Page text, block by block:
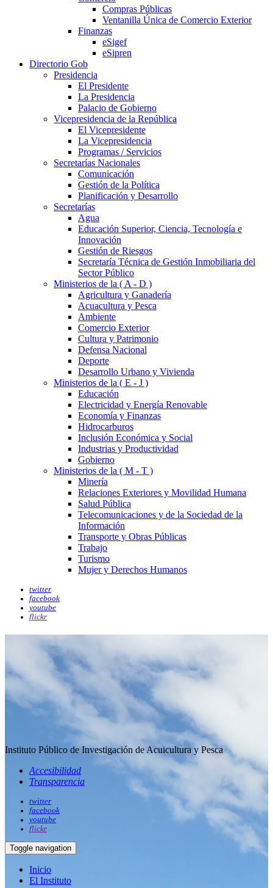
Compras Públicas
Ventanilla Única de Comercio Exterior
Finanzas
eSigef
eSipren
Directorio Gob
Presidencia
El Presidente
La Presidencia
Palacio de Gobierno
Vicepresidencia de la República
El Vicepresidente
La Vicepresidencia
Programas / Servicios
Secretarías Nacionales
Comunicación
Gestión de la Política
Planificación y Desarrollo
Secretarías
Agua
Educación Superior, Ciencia, Tecnología e
Innovación
Gestión de Riesgos
Secretaría Técnica de Gestión Inmobiliaria del
Sector Público
Ministerios de la ( A - D )
Agricultura y Ganadería
Acuacultura y Pesca
Ambiente
Comercio Exterior
Cultura y Patrimonio
Defensa Nacional
Deporte
Desarrollo Urbano y Vivienda
Ministerios de la ( E - J )
Educación
Electricidad y Energía Renovable
Economía y Finanzas
Hidrocarburos
Inclusión Económica y Social
Industrias y Productividad
Gobierno
Ministerios de la ( M - T )
Minería
Relaciones Exteriores y Movilidad Humana
Salud Pública
Telecomunicaciones y de la Sociedad de la
Información
Transporte y Obras Públicas
Trabajo
Turismo
Mujer y Derechos Humanos
twitter
facebook
youtube
flickr
Instituto Público de Investigación de Acuicultura y Pesca
Accesibilidad
Transparencia
twitter
facebook
youtube
flickr
Toggle navigation
Inicio
El Instituto